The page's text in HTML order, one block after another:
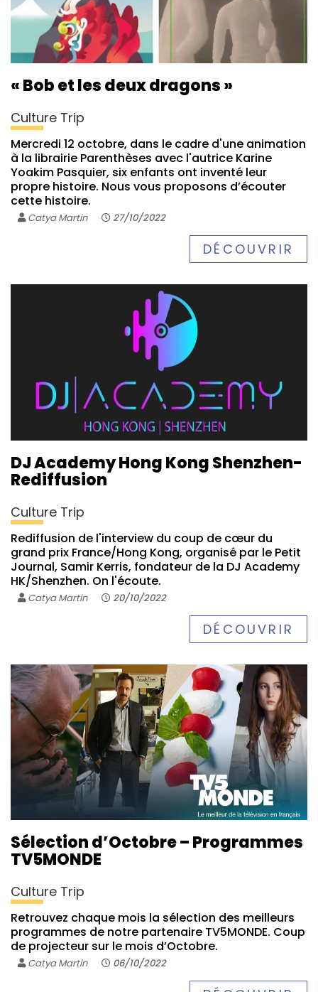
« Bob et les deux dragons »
Culture Trip
Mercredi 12 octobre, dans le cadre d'une animation
à la librairie Parenthèses avec l'autrice Karine
Yoakim Pasquier, six enfants ont inventé leur
propre histoire. Nous vous proposons d’écouter
cette histoire.
Catya Martin 27/10/2022
DÉCOUVRIR
DJ Academy Hong Kong Shenzhen-
Rediffusion
Culture Trip
Rediffusion de l'interview du coup de cœur du
grand prix France/Hong Kong, organisé par le Petit
Journal, Samir Kerris, fondateur de la DJ Academy
HK/Shenzhen. On l'écoute.
Catya Martin 20/10/2022
DÉCOUVRIR
Sélection d’Octobre – Programmes
TV5MONDE
Culture Trip
Retrouvez chaque mois la sélection des meilleurs
programmes de notre partenaire TV5MONDE. Coup
de projecteur sur le mois d’Octobre.
Catya Martin 06/10/2022